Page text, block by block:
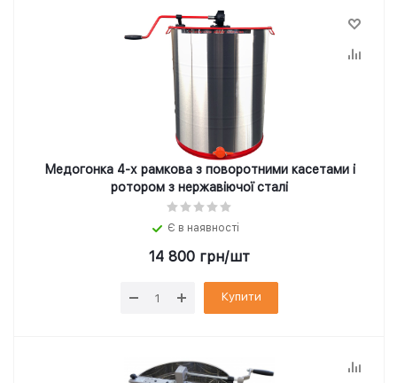
Медогонка 4-х рамкова з поворотними касетами і
ротором з нержавіючої сталі
Є в наявності
14 800 грн/шт
Купити